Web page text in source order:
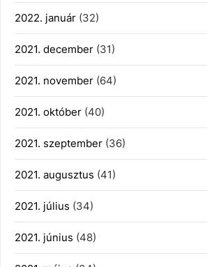
2022. január (32)
2021. december (31)
2021. november (64)
2021. október (40)
2021. szeptember (36)
2021. augusztus (41)
2021. július (34)
2021. június (48)